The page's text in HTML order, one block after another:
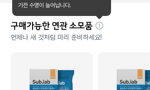
구매가능한 연관 소모품
자
세
가전 수명이 늘어납니다.
언제나 새 것처럼 미리 준비하세요!